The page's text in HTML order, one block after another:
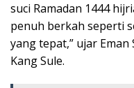
suci Ramadan 1444
penuh berkah seperti
yang tepat,” ujar
Kang Sule.